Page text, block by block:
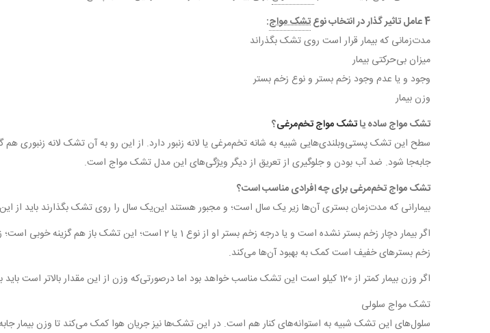
4 عامل تاثیر گذار در انتخاب نوع
تشک مواج:
مدت‌زمانی که بیمار قرار است روی تشک بگذراند
میزان بی‌حرکتی بیمار
وجود و یا عدم وجود زخم بستر و نوع زخم بستر
وزن بیمار
تشک مواج ساده یاتشک مواج تخم‌مرغی؟
سطح این تشک پستی‌وبلندی‌هایی شبیه به شانه تخم‌مرغی یا لانه زنبور دارد. از این رو به آن تشک لانه
جابه‌جا شود. ضد آب بودن و جلوگیری از تعریق از دیگر ویژگی‌های این مدل تشک مواج است.
تشک مواج تخم‌مرغی برای چه افرادی مناسب است؟
بیمارانی که مدت‌زمان بستری آن‌ها زیر یک سال است؛ و مجبور هستند این‌یک سال را روی تشک بگذارند باید از
اگر بیمار دچار زخم بستر نشده است و یا درجه زخم بستر او از
زخم بسترهای خفیف است کمک به بهبود آن‌ها می‌کند.
اگر وزن بیمار کمتر از 120 کیلو است این تشک مناسب خواهد بود اما درصورتی‌که وزن از این مقدار بالاتر است باید برای آسایش بیمار خود نوع دیگری از تشک‌های مواج را انتخاب بفرمایید.
تشک مواج سلولی
سلول‌های این تشک شبیه به استوانه‌های کنار هم است. در این تشک‌ها نیز جریان هوا کمک می‌کند تا وزن بیمار